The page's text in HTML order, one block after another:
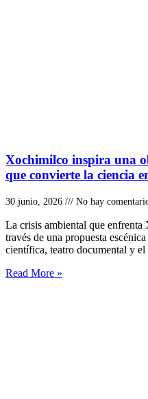
Xochimilco inspira una
que convierte la ciencia
30 junio, 2026 No hay
La crisis ambiental que
través de una propuesta
científica, teatro documental y el
Read More »